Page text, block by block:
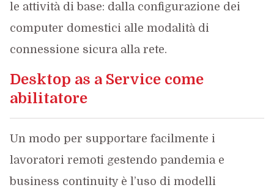
le attività di base: dalla configurazione dei
computer domestici alle modalità di
connessione sicura alla rete.
Desktop as a Service come
abilitatore
Un modo per supportare facilmente i
lavoratori remoti gestendo pandemia e
business continuity è l’uso di modelli